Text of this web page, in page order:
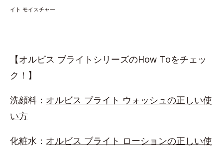
イト モイスチャー
【オルビス ブライトシリーズのHow Toをチェッ
ク！】
洗顔料： オルビス ブライト ウォッシュの正しい使
い方
化粧水： オルビス ブライト ローションの正しい使